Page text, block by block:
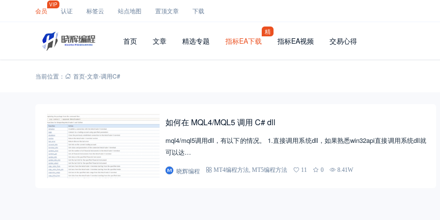
会员
VIP
认证 标签云 站点地图 置顶文章 下载
首页 文章 精选专题 指标EA下载
精
指标EA视频 交易心得
当前位置： 首页-文章-调用C#
如何在 MQL4/MQL5 调用 C# dll
mql4/mql5调用dll，有以下的情况。 1.直接调用系统dll，如果熟悉win32api直接调用系统dll就
可以达…
晓辉编程 MT4编程方法, MT5编程方法 11 0 8.41W